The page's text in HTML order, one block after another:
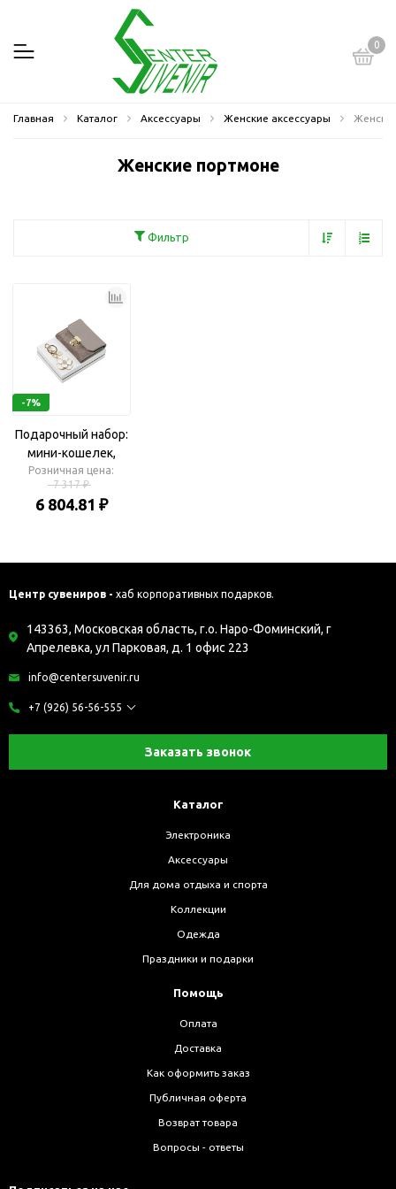
0
Главная Каталог Аксессуары Женские аксессуары
Женские портмоне
Фильтр
-7%
Подарочный набор:
мини-кошелек,
брелок
Розничная цена:
7 317 ₽
6 804.81 ₽
Центр сувениров - хаб корпоративных подарков.
143363, Московская область, г.о. Наро-Фоминский, г
Апрелевка, ул Парковая, д. 1 офис 223
info@centersuvenir.ru
+7 (926) 56-56-555
Заказать звонок
Каталог
Электроника
Аксессуары
Для дома отдыха и спорта
Коллекции
Одежда
Праздники и подарки
Помощь
Оплата
Доставка
Как оформить заказ
Публичная оферта
Возврат товара
Вопросы - ответы